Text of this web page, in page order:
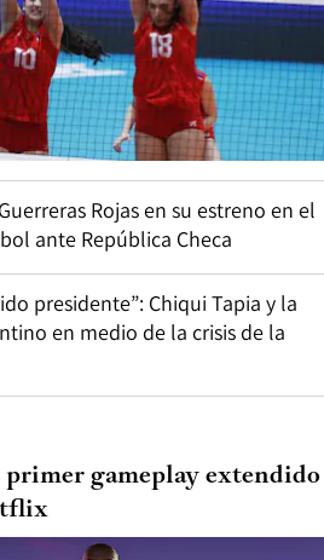
Rojas en su estreno en el
ante República Checa
presidente”: Chiqui Tapia y la
en medio de la crisis de la
primer gameplay extendido